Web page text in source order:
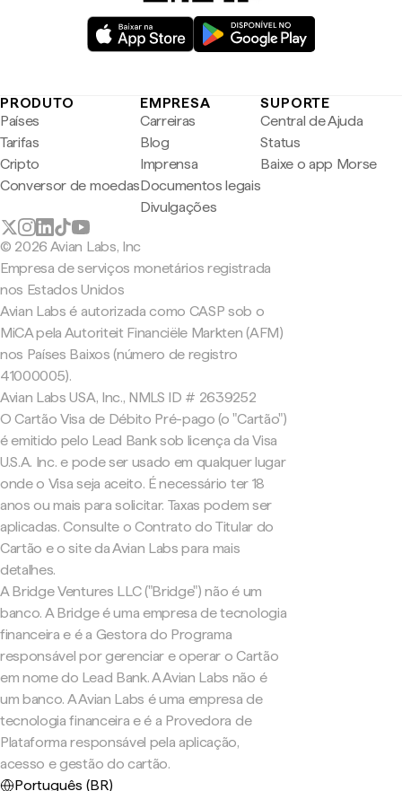
PRODUTO
Países
Tarifas
Cripto
Conversor de moedas
EMPRESA
Carreiras
Blog
Imprensa
Documentos legais
Divulgações
SUPORTE
Central de Ajuda
Status
Baixe o app Morse
© 2026 Avian Labs, Inc
Empresa de serviços monetários registrada
nos Estados Unidos
Avian Labs é autorizada como CASP sob o
MiCA pela Autoriteit Financiële Markten (AFM)
nos Países Baixos (número de registro
41000005).
Avian Labs USA, Inc., NMLS ID # 2639252
O Cartão Visa de Débito Pré-pago (o "Cartão")
é emitido pelo Lead Bank sob licença da Visa
U.S.A. Inc. e pode ser usado em qualquer lugar
onde o Visa seja aceito. É necessário ter 18
anos ou mais para solicitar. Taxas podem ser
aplicadas. Consulte o Contrato do Titular do
Cartão e o site da Avian Labs para mais
detalhes.
A Bridge Ventures LLC ("Bridge") não é um
banco. A Bridge é uma empresa de tecnologia
financeira e é a Gestora do Programa
responsável por gerenciar e operar o Cartão
em nome do Lead Bank. A Avian Labs não é
um banco. A Avian Labs é uma empresa de
tecnologia financeira e é a Provedora de
Plataforma responsável pela aplicação,
acesso e gestão do cartão.
Português (BR)